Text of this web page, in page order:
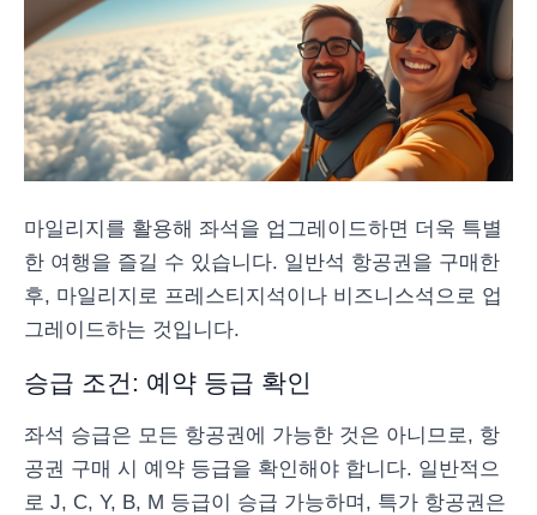
마일리지를 활용해 좌석을 업그레이드하면 더욱 특별
한 여행을 즐길 수 있습니다. 일반석 항공권을 구매한
후, 마일리지로 프레스티지석이나 비즈니스석으로 업
그레이드하는 것입니다.
승급 조건: 예약 등급 확인
좌석 승급은 모든 항공권에 가능한 것은 아니므로, 항
공권 구매 시 예약 등급을 확인해야 합니다. 일반적으
로 J, C, Y, B, M 등급이 승급 가능하며, 특가 항공권은